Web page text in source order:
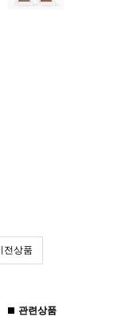
전상품
관련상품